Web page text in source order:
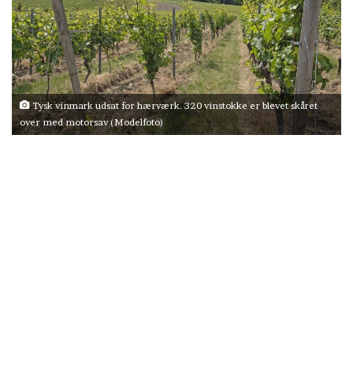
Tysk vinmark udsat for hærværk. 320 vinstokke er blevet skåret
over med motorsav (Modelfoto)